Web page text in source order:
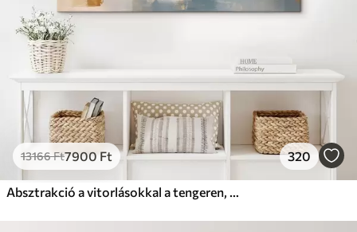
13166Ft7900 Ft 320
Absztrakció a vitorlásokkal a tengeren, akril stílusban, naplemente